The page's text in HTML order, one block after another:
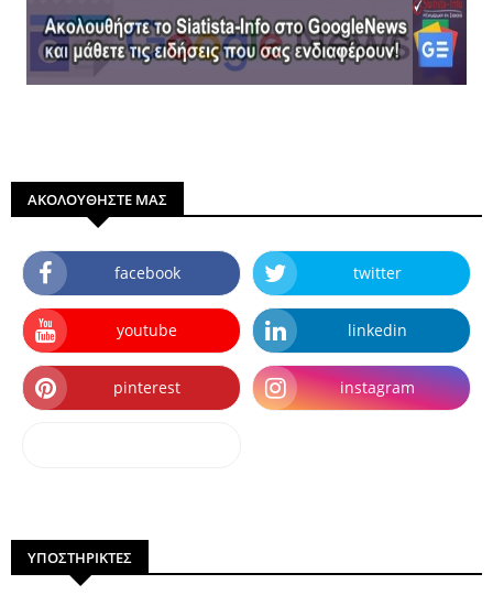
ΑΚΟΛΟΥΘΗΣΤΕ ΜΑΣ
facebook twitter
youtube linkedin
pinterest instagram
ΥΠΟΣΤΗΡΙΚΤΕΣ